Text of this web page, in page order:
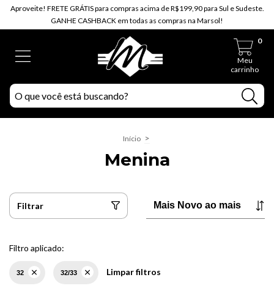
Aproveite! FRETE GRÁTIS para compras acima de R$199,90 para Sul e Sudeste.
GANHE CASHBACK em todas as compras na Marsol!
Meu
carrinho
0
Início >
Menina
Filtrar
Filtro aplicado:
32 32/33 Limpar filtros